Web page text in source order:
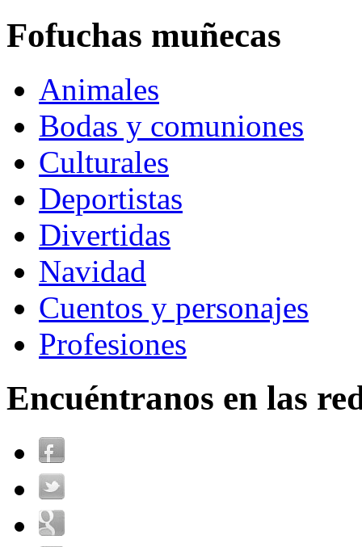
Fofuchas muñecas
Animales
Bodas y comuniones
Culturales
Deportistas
Divertidas
Navidad
Cuentos y personajes
Profesiones
Encuéntranos en las